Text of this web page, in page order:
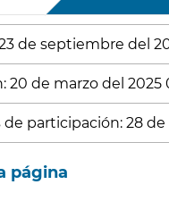
de septiembre del
de marzo del 2025
participación: 28 de
página